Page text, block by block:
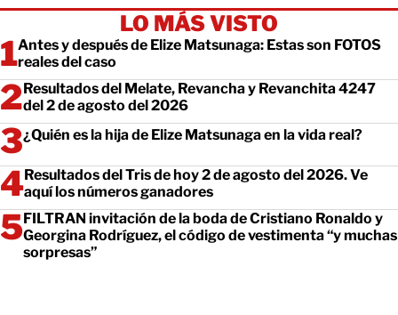
LO MÁS VISTO
Antes y después de Elize Matsunaga: Estas son FOTOS
reales del caso
Resultados del Melate, Revancha y Revanchita 4247
del 2 de agosto del 2026
¿Quién es la hija de Elize Matsunaga en la vida real?
Resultados del Tris de hoy 2 de agosto del 2026. Ve
aquí los números ganadores
FILTRAN invitación de la boda de Cristiano Ronaldo y
Georgina Rodríguez, el código de vestimenta “y muchas
sorpresas”